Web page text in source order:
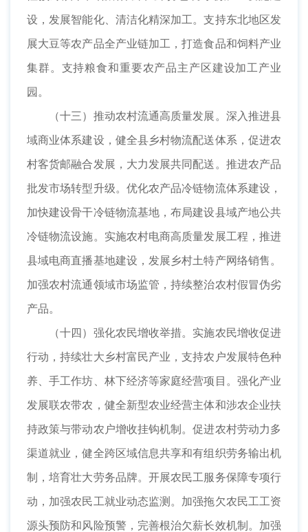
设，发展智能化、清洁化精深加工。支持东北地区发
展大豆等农产品全产业链加工，打造食品和饲料产业
集群。支持粮食和重要农产品主产区建设加工产业
园。
（十三）推动农村流通高质量发展。深入推进县
域商业体系建设，健全县乡村物流配送体系，促进农
村客货邮融合发展，大力发展共同配送。推进农产品
批发市场转型升级。优化农产品冷链物流体系建设，
加快建设骨干冷链物流基地，布局建设县域产地公共
冷链物流设施。实施农村电商高质量发展工程，推进
县域电商直播基地建设，发展乡村土特产网络销售。
加强农村流通领域市场监管，持续整治农村假冒伪劣
产品。
（十四）强化农民增收举措。实施农民增收促进
行动，持续壮大乡村富民产业，支持农户发展特色种
养、手工作坊、林下经济等家庭经营项目。强化产业
发展联农带农，健全新型农业经营主体和涉农企业扶
持政策与带动农户增收挂钩机制。促进农村劳动力多
渠道就业，健全跨区域信息共享和有组织劳务输出机
制，培育壮大劳务品牌。开展农民工服务保障专项行
动，加强农民工就业动态监测。加强拖欠农民工工资
源头预防和风险预警，完善根治欠薪长效机制。加强